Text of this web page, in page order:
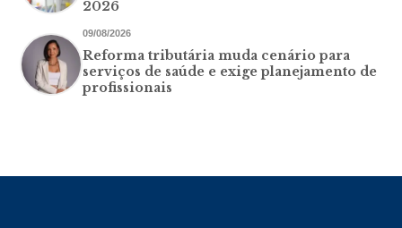
2026
09/08/2026
Reforma tributária muda cenário para
serviços de saúde e exige planejamento de
profissionais